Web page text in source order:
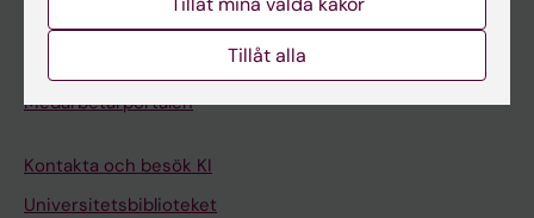
Medarbetarportalen
Kontakta och besök KI
Universitetsbiblioteket
Tillåt alla